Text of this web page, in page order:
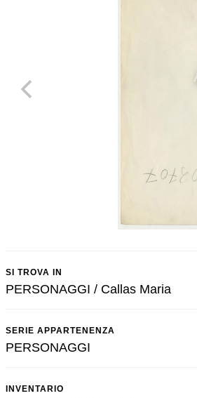
SI TROVA IN
PERSONAGGI / Callas Maria
SERIE APPARTENENZA
PERSONAGGI
INVENTARIO